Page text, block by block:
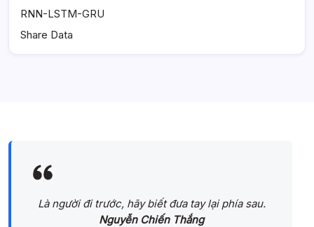
RNN-LSTM-GRU
Share Data
Là người đi trước, hãy biết đưa tay lại phía sau.
Nguyễn Chiến Thắng